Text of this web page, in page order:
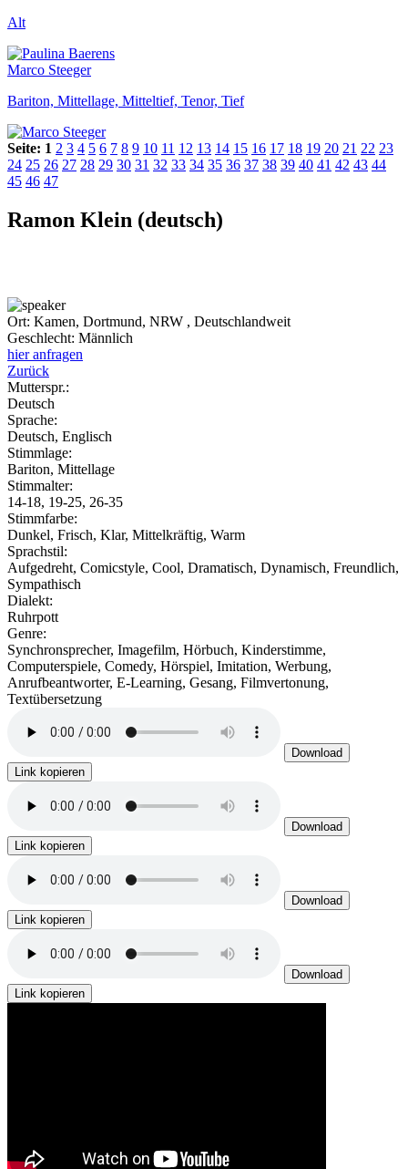
Alt
Marco Steeger
Bariton, Mittellage, Mitteltief, Tenor, Tief
Seite: 1 2 3 4 5 6 7 8 9 10 11 12 13 14 15 16 17 18 19 20 21 22 23
24 25 26 27 28 29 30 31 32 33 34 35 36 37 38 39 40 41 42 43 44
45 46 47
Ramon Klein (deutsch)
Ort: Kamen, Dortmund, NRW , Deutschlandweit
Geschlecht: Männlich
hier anfragen
Zurück
Mutterspr.:
Deutsch
Sprache:
Deutsch, Englisch
Stimmlage:
Bariton, Mittellage
Stimmalter:
14-18, 19-25, 26-35
Stimmfarbe:
Dunkel, Frisch, Klar, Mittelkräftig, Warm
Sprachstil:
Aufgedreht, Comicstyle, Cool, Dramatisch, Dynamisch, Freundlich,
Sympathisch
Dialekt:
Ruhrpott
Genre:
Synchronsprecher, Imagefilm, Hörbuch, Kinderstimme,
Computerspiele, Comedy, Hörspiel, Imitation, Werbung,
Anrufbeantworter, E-Learning, Gesang, Filmvertonung,
Textübersetzung
Download
Link kopieren
Download
Link kopieren
Download
Link kopieren
Download
Link kopieren